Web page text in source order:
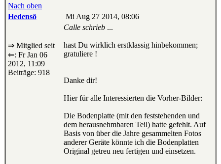
Nach oben
Hedensö
Mi Aug 27 2014, 08:06
⇒ Mitglied seit
⇐: Fr Jan 06
2012, 11:09
Beiträge: 918
Calle schrieb ...
hast Du wirklich erstklassig hinbekommen;
gratuliere !
Danke dir!
Hier für alle Interessierten die Vorher-Bilder:
Die Bodenplatte (mit den feststehenden und
dem herausnehmbaren Teil) hatte gefehlt. Auf
Basis von über die Jahre gesammelten Fotos
anderer Geräte könnte ich die Bodenplatten
Original getreu neu fertigen und einsetzen.